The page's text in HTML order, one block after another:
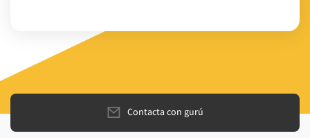
Contacta con gurú